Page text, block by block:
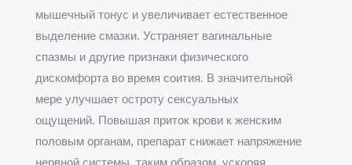
мышечный тонус и увеличивает естественное
выделение смазки. Устраняет вагинальные
спазмы и другие признаки физического
дискомфорта во время соития. В значительной
мере улучшает остроту сексуальных
ощущений. Повышая приток крови к женским
половым органам, препарат снижает напряжение